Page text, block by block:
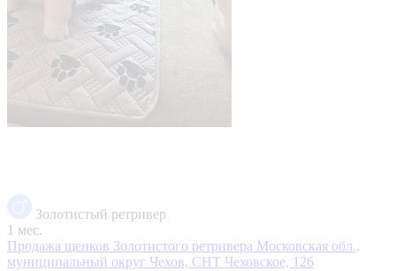
Золотистый ретривер
1 мес.
Продажа щенков Золотистого ретривера Московская обл.,
муниципальный округ Чехов, СНТ Чеховское, 126